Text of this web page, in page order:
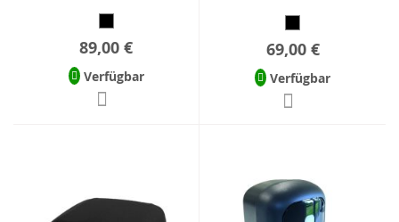
89,00 €
Verfügbar
69,00 €
Verfügbar